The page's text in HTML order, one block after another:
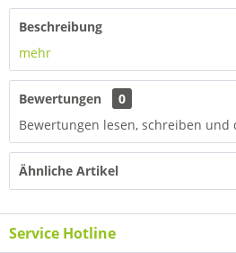
Beschreibung
mehr
Bewertungen
0
Bewertungen lesen, schreiben und
Ähnliche Artikel
Service Hotline